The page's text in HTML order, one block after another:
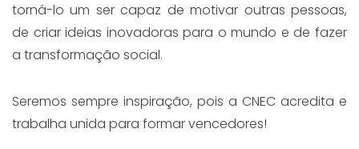
torná-lo um ser capaz de motivar outras pessoas,
de criar ideias inovadoras para o mundo e de fazer
a transformação social.
Seremos sempre inspiração, pois a CNEC acredita e
trabalha unida para formar vencedores!